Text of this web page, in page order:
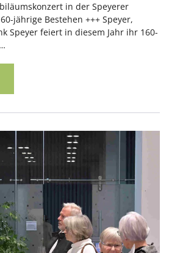
in der Speyerer
jährige Bestehen +++ Speyer,
Speyer feiert in diesem Jahr ihr 160-